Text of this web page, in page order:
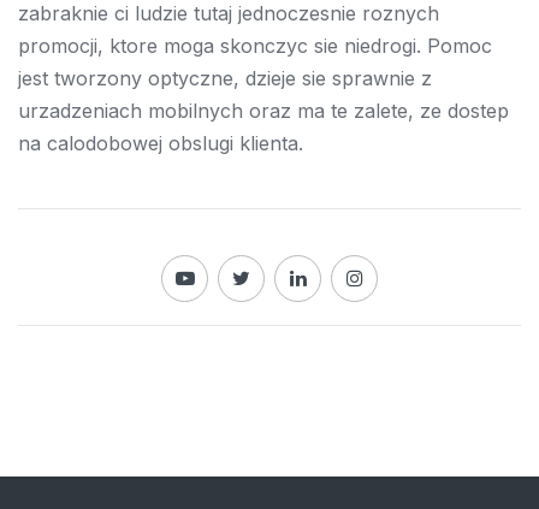
zabraknie ci ludzie tutaj jednoczesnie roznych
promocji, ktore moga skonczyc sie niedrogi. Pomoc
jest tworzony optyczne, dzieje sie sprawnie z
urzadzeniach mobilnych oraz ma te zalete, ze dostep
na calodobowej obslugi klienta.